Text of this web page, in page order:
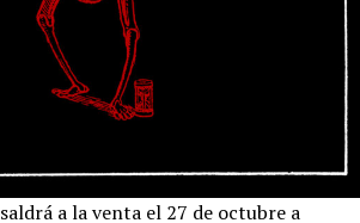
saldrá a la venta el 27 de octubre a